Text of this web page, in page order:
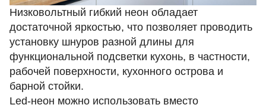
Низковольтный гибкий неон обладает
достаточной яркостью, что позволяет проводить
установку шнуров разной длины для
функциональной подсветки кухонь, в частности,
рабочей поверхности, кухонного острова и
барной стойки.
Led-неон можно использовать вместо